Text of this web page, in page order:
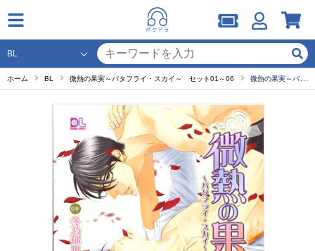
ホーム BL 微熱の果実～バタフライ・スカイ～ セット01～06 微熱の果実～バタフライ・スカイ～ scene.5